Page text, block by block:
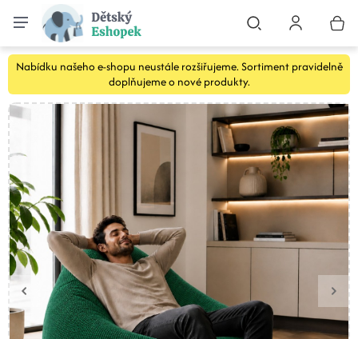
Nabídku našeho e-shopu neustále rozšiřujeme. Sortiment pravidelně
doplňujeme o nové produkty.